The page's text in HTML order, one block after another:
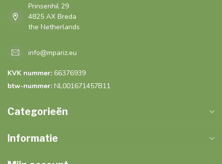
Prinsenhil 29
4825 AX Breda
the Netherlands
info@mpariz.eu
KVK nummer: 66376939
btw-nummer: NL001671457B11
Categorieën
Informatie